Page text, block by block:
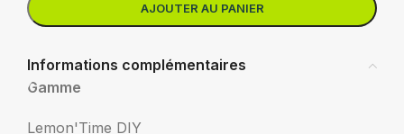
AJOUTER AU PANIER
Informations complémentaires
Gamme
Lemon'Time DIY